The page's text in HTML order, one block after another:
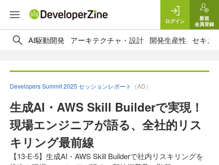
ログイン
新規
会員登録
AI駆動開発 アーキテクチャ・設計 開発生産性 セキュ
Developers Summit 2025 セッションレポート （AD）
生成AI・AWS Skill Builderで実現！
現場エンジニアが語る、全社的リス
キリング最前線
【13-E-5】生成AI・AWS Skill Builderで社内リスキリングを